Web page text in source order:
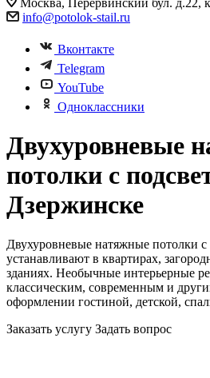
Москва, Перервинский бул. д.22,
info@potolok-stail.ru
Вконтакте
Telegram
YouTube
Одноклассники
Двухуровневые
потолки с
Дзержинске
Двухуровневые натяжные потолки с
устанавливают в квартирах,
зданиях. Необычные интерьерные
классическим, современным и
оформлении гостиной, детской,
Заказать услугу Задать вопрос